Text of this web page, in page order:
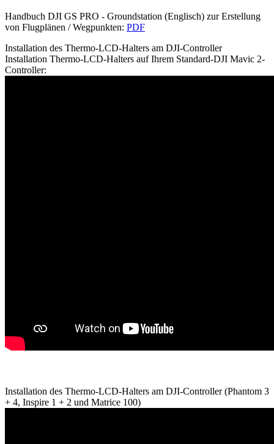
Handbuch DJI GS PRO - Groundstation (Englisch) zur Erstellung
von Flugplänen / Wegpunkten: PDF
Installation des Thermo-LCD-Halters am DJI-Controller
Installation Thermo-LCD-Halters auf Ihrem Standard-DJI Mavic 2-
Controller:
Installation des Thermo-LCD-Halters am DJI-Controller (Phantom 3
+ 4, Inspire 1 + 2 und Matrice 100)